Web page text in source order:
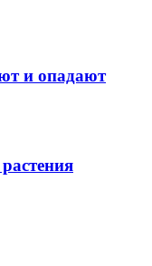
и опадают